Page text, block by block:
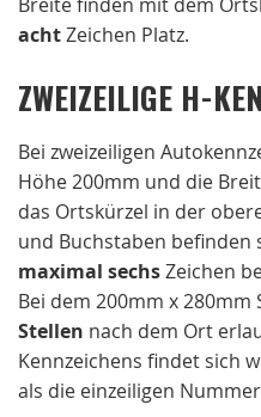
achtZeichen Platz.
ZWEIZEILIGE H-
Bei zweizeiligen
Höhe 200mm und die
das Ortskürzel in der
und Buchstaben
maximal sechsZeichen
Bei dem 200mm x 280mm
Stellen nach dem Ort
Kennzeichens findet sich
als die einzeiligen